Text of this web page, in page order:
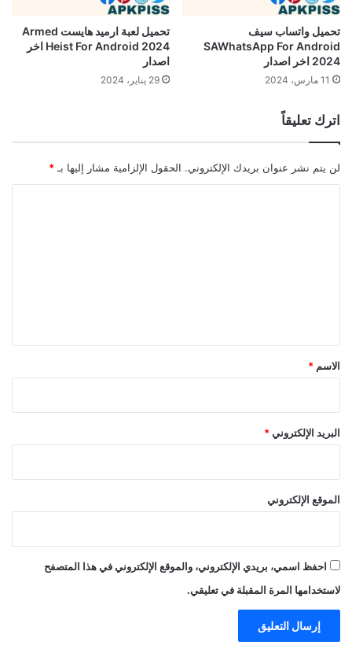
تحميل واتساب سيف
SAWhatsApp For Android
2024 اخر اصدار
11 مارس، 2024
تحميل لعبة ارميد هايست Armed
Heist For Android 2024 اخر
اصدار
29 يناير، 2024
اترك تعليقاً
لن يتم نشر عنوان بريدك الإلكتروني. الحقول الإلزامية مشار إليها بـ *
*
الاسم *
البريد الإلكتروني *
الموقع الإلكتروني
احفظ اسمي، بريدي الإلكتروني، والموقع الإلكتروني في هذا المتصفح
لاستخدامها المرة المقبلة في تعليقي.